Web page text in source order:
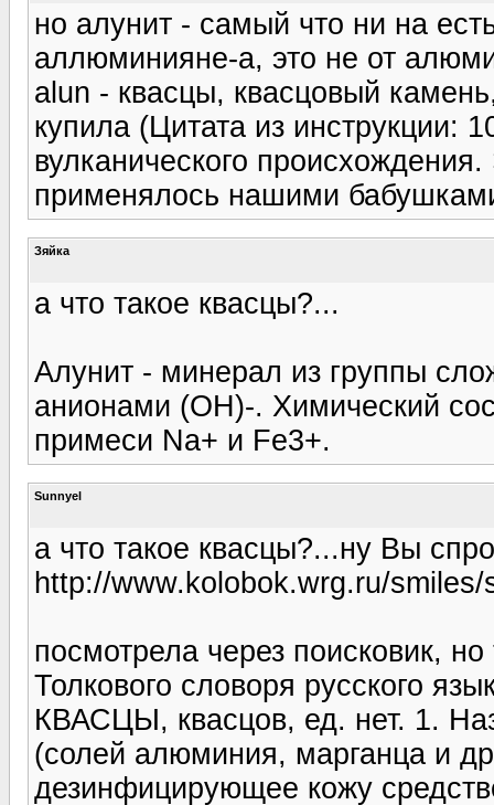
но алунит - самый что ни на
аллюминияне-а, это не от
alun - квасцы, квасцовый
купила (Цитата из инструкции:
вулканического
применялось нашими
Зяйка
а что такое квасцы?...
Алунит - минерал из группы
анионами (OH)-. Химический
примеси Na+ и Fe3+.
Sunnyel
а что такое квасцы?...ну Вы
http://www.kolobok.wrg.ru/
посмотрела через поисковик,
Толкового словоря русского
КВАСЦЫ, квасцов, ед. нет. 1.
(солей алюминия, марганца и
дезинфицирующее кожу